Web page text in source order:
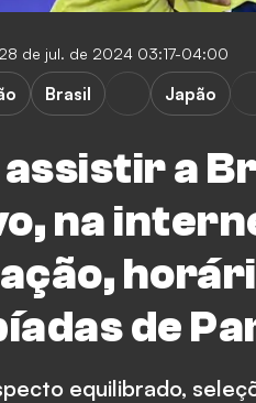
28 de jul. de 2024 03:17-04:00
assistir a
na
de
Brasil Japão
equilibrado,